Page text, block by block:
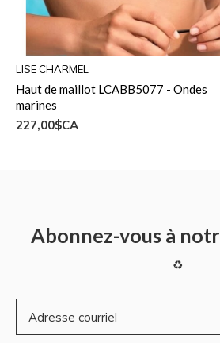
LISE CHARMEL
Haut de maillot LCABB5077 - Ondes
marines
227,00$CA
Abonnez-vous à
♻